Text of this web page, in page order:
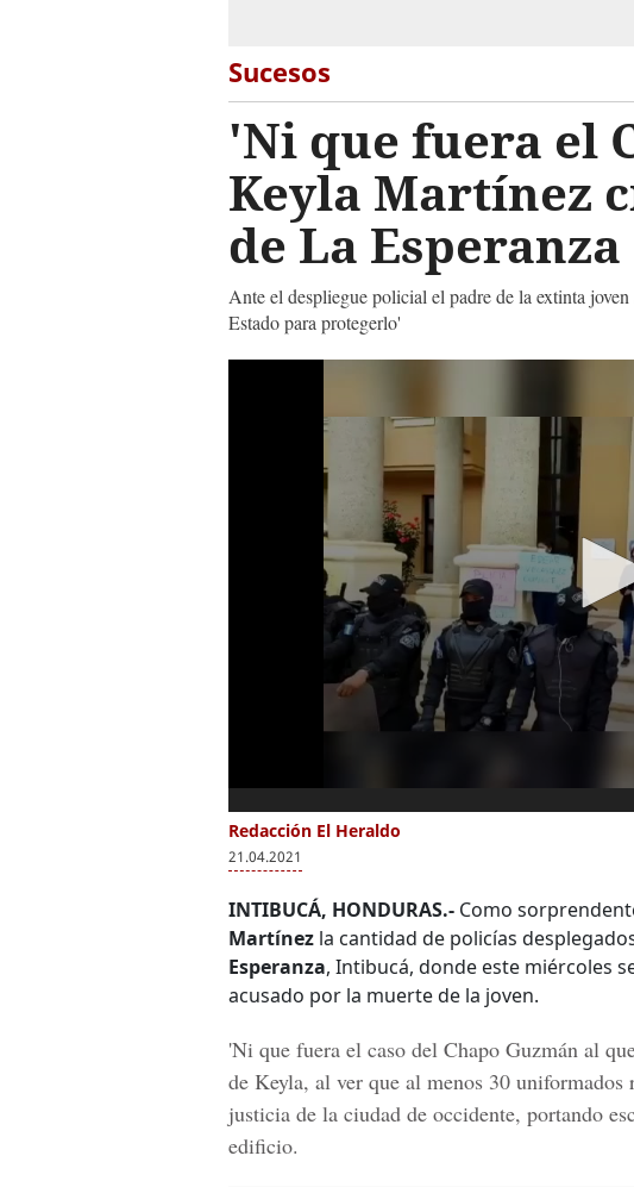
Sucesos
'Ni que fuera el
Keyla Martínez
de La Esperanza
Ante el despliegue policial el padre de la extinta
Estado para protegerlo'
Redacción El Heraldo
21.04.2021
INTIBUCÁ, HONDURAS.- Como
Martínez la cantidad de policías
Esperanza, Intibucá, donde este miércoles
acusado por la muerte de la joven.
'Ni que fuera el caso del Chapo Guzmán al
de Keyla, al ver que al menos 30 uniformados
justicia de la ciudad de occidente, portando
edificio.